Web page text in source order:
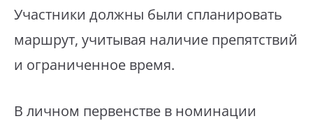
Участники должны были спланировать
маршрут, учитывая наличие препятствий
и ограниченное время.
В личном первенстве в номинации